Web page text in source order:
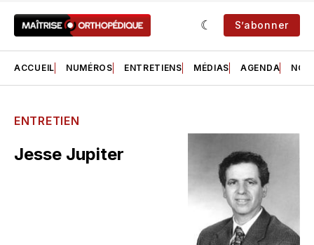
S’abonner
ACCUEIL NUMÉROS ENTRETIENS MÉDIAS AGENDA NOS
ENTRETIEN
Jesse Jupiter